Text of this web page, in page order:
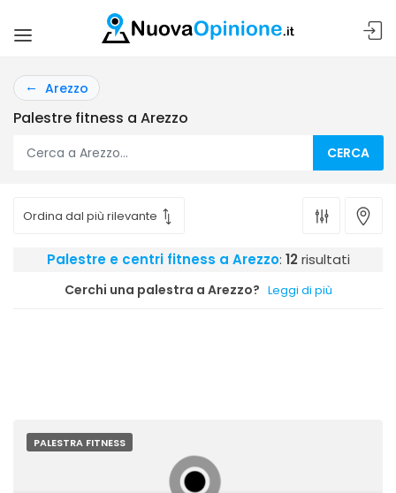
Arezzo
Palestre fitness a Arezzo
CERCA
Palestre e centri fitness a Arezzo: 12risultati
Cerchi una palestra a Arezzo? Leggi di più
PALESTRA FITNESS